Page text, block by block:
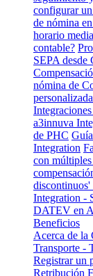
configurar
de nómina
horario
contable?
SEPA desde
nómina de
a3innuva
de PHC
Integration
con
Integration -
DATEV en
Beneficios
Acerca de la
Transporte -
Registrar un
Retribución